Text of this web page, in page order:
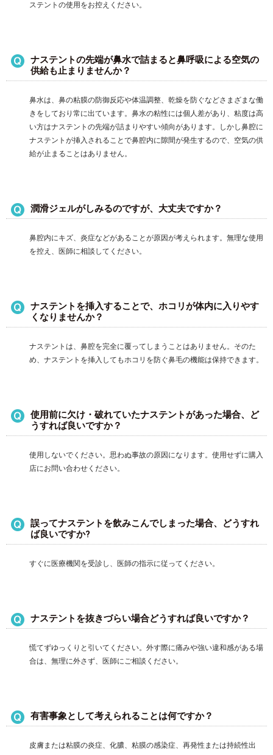
ステントの使用をお控えください。
ナステントの先端が鼻水で詰まると鼻呼吸による空気の
供給も止まりませんか？
鼻水は、鼻の粘膜の防御反応や体温調整、乾燥を防ぐなどさまざまな働
きをしており常に出ています。鼻水の粘性には個人差があり、粘度は高
い方はナステントの先端が詰まりやすい傾向があります。しかし鼻腔に
ナステントが挿入されることで鼻腔内に隙間が発生するので、空気の供
給が止まることはありません。
潤滑ジェルがしみるのですが、大丈夫ですか？
鼻腔内にキズ、炎症などがあることが原因が考えられます。無理な使用
を控え、医師に相談してください。
ナステントを挿入することで、ホコリが体内に入りやす
くなりませんか？
ナステントは、鼻腔を完全に覆ってしまうことはありません。そのた
め、ナステントを挿入してもホコリを防ぐ鼻毛の機能は保持できます。
使用前に欠け・破れていたナステントがあった場合、ど
うすれば良いですか？
使用しないでください。思わぬ事故の原因になります。使用せずに購入
店にお問い合わせください。
誤ってナステントを飲みこんでしまった場合、どうすれ
ば良いですか?
すぐに医療機関を受診し、医師の指示に従ってください。
ナステントを抜きづらい場合どうすれば良いですか？
慌てずゆっくりと引いてください。外す際に痛みや強い違和感がある場
合は、無理に外さず、医師にご相談ください。
有害事象として考えられることは何ですか？
皮膚または粘膜の炎症、化膿、粘膜の感染症、再発性または持続性出